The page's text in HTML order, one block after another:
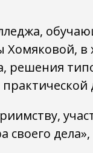
в
решения